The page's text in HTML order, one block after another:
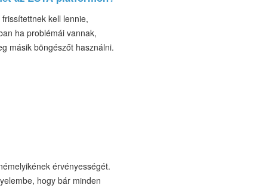
kell lennie,
ha problémái vannak,
másik böngészőt használni.
érvényességét.
hogy bár minden